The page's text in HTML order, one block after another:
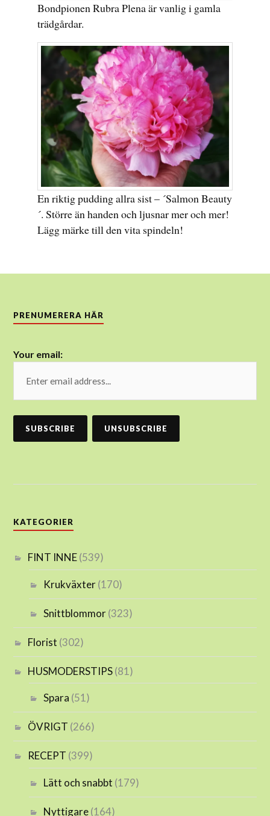
Bondpionen Rubra Plena är vanlig i gamla
trädgårdar.
En riktig pudding allra sist – ´Salmon Beauty
´. Större än handen och ljusnar mer och mer!
Lägg märke till den vita spindeln!
PRENUMERERA HÄR
Your email:
KATEGORIER
FINT INNE(539)
Krukväxter(170)
Snittblommor(323)
Florist (302)
HUSMODERSTIPS(81)
Spara (51)
ÖVRIGT (266)
RECEPT (399)
Lätt och snabbt (179)
Nyttigare(164)